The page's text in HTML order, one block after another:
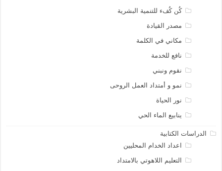
كُن كُفء للتنمية البشرية
مصدر القيادة
مكاني في الكلمة
نافع للخدمة
نقوم ونبني
نمو و أمتداد العمل الروحى
نور الحياة
ينابيع الماء الحي
الدراسات الكتابية
اعداد الخدام المحليين
التعليم اللاهوتي بالامتداد